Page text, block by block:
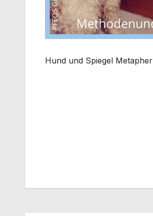
Hund und Spiegel Metapher